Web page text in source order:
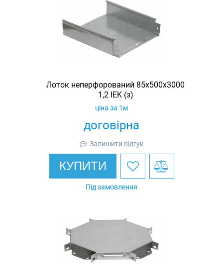
Лоток неперфорований 85х500х3000
1,2 IEK (з)
договірна
ціна за 1м
Залишити відгук
КУПИТИ
Під замовлення